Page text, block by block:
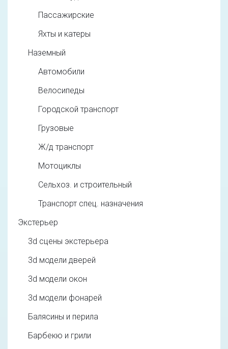
Пассажирские
Яхты и катеры
Наземный
Автомобили
Велосипеды
Городской транспорт
Грузовые
Ж/д транспорт
Мотоциклы
Сельхоз. и строительный
Транспорт спец. назначения
Экстерьер
3d cцены экстерьера
3d модели дверей
3d модели окон
3d модели фонарей
Балясины и перила
Барбекю и грили